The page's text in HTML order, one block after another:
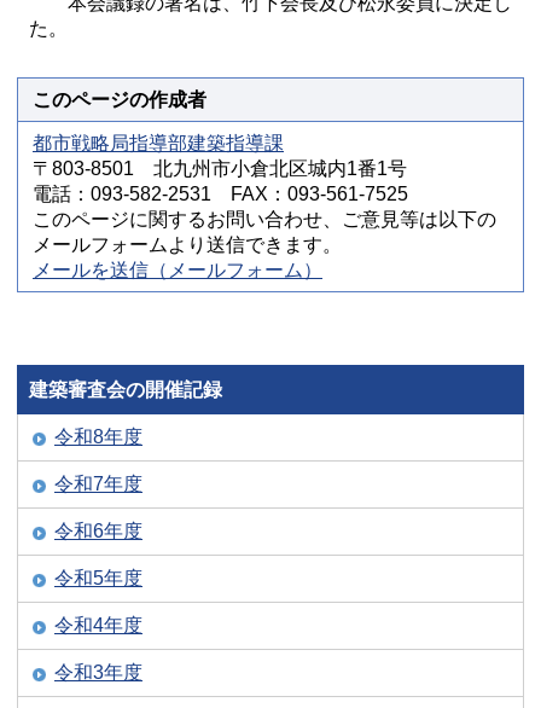
た。
このページの作成者
都市戦略局指導部建築指導課
〒803-8501 北九州市小倉北区城内1番1号
電話：093-582-2531 FAX：093-561-7525
このページに関するお問い合わせ、ご意見等は以下の
メールフォームより送信できます。
メールを送信（メールフォーム）
建築審査会の開催記録
令和8年度
令和7年度
令和6年度
令和5年度
令和4年度
令和3年度